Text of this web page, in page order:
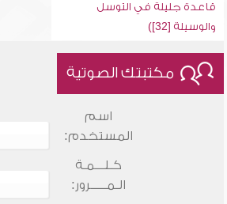
قاعدة جليلة في التوسل
والوسيلة [32])
مكتبتك الصوتية
اسم
المستخدم:
كـلـــمـة
الـمـــــرور: